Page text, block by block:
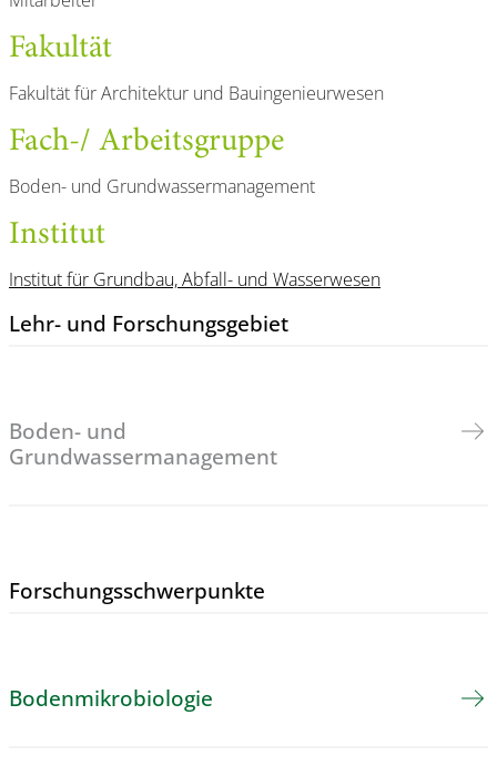
Fakultät
Fakultät für Architektur und Bauingenieurwesen
Fach-/ Arbeitsgruppe
Boden- und Grundwassermanagement
Institut
Institut für Grundbau, Abfall- und Wasserwesen
Lehr- und Forschungs­gebiet
Boden- und
Grundwassermanagement
Forschungs­schwerpunkte
Bodenmikrobiologie